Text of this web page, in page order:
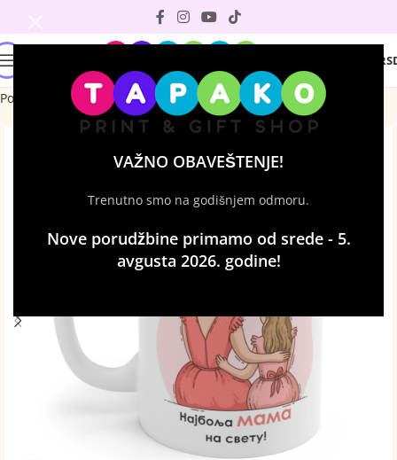
VAŽNO OBAVEŠTENJE!
Trenutno smo na godišnjem odmoru.
Nove porudžbine primamo od srede - 5.
avgusta 2026. godine!
Početna Šolje sa štampom